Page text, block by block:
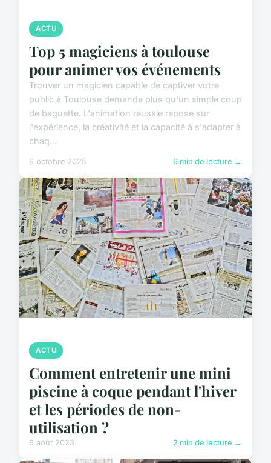
ACTU
Top 5 magiciens à toulouse
pour animer vos événements
Trouver un magicien capable de captiver votre
public à Toulouse demande plus qu'un simple coup
de baguette. L'animation réussie repose sur
l'expérience, la créativité et la capacité à s'adapter à
chaq...
6 octobre 2025 6 min de lecture →
ACTU
Comment entretenir une mini
piscine à coque pendant l'hiver
et les périodes de non-
utilisation ?
6 août 2023 2 min de lecture →